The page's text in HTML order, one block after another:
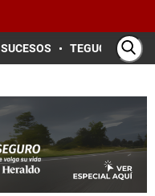
SUCESOS TEGUCIGALPA